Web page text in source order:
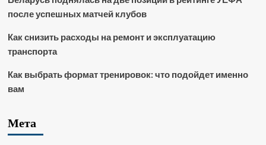
после успешных матчей клубов
Как снизить расходы на ремонт и эксплуатацию
транспорта
Как выбрать формат тренировок: что подойдет именно
вам
Мета